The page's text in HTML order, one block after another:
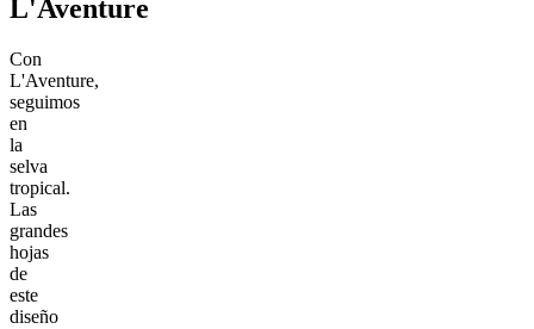
L'Aventure
Con
L'Aventure,
seguimos
en
la
selva
tropical.
Las
grandes
hojas
de
este
diseño